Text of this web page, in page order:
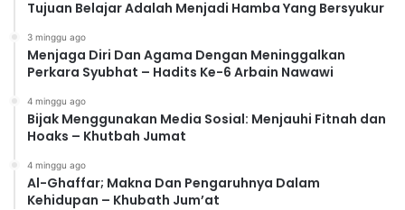
Tujuan Belajar Adalah Menjadi Hamba Yang Bersyukur
3 minggu ago
Menjaga Diri Dan Agama Dengan Meninggalkan
Perkara Syubhat – Hadits Ke-6 Arbain Nawawi
4 minggu ago
Bijak Menggunakan Media Sosial: Menjauhi Fitnah dan
Hoaks – Khutbah Jumat
4 minggu ago
Al-Ghaffar; Makna Dan Pengaruhnya Dalam
Kehidupan – Khubath Jum’at